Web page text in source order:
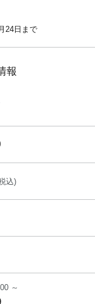
24日まで
報
込)
～